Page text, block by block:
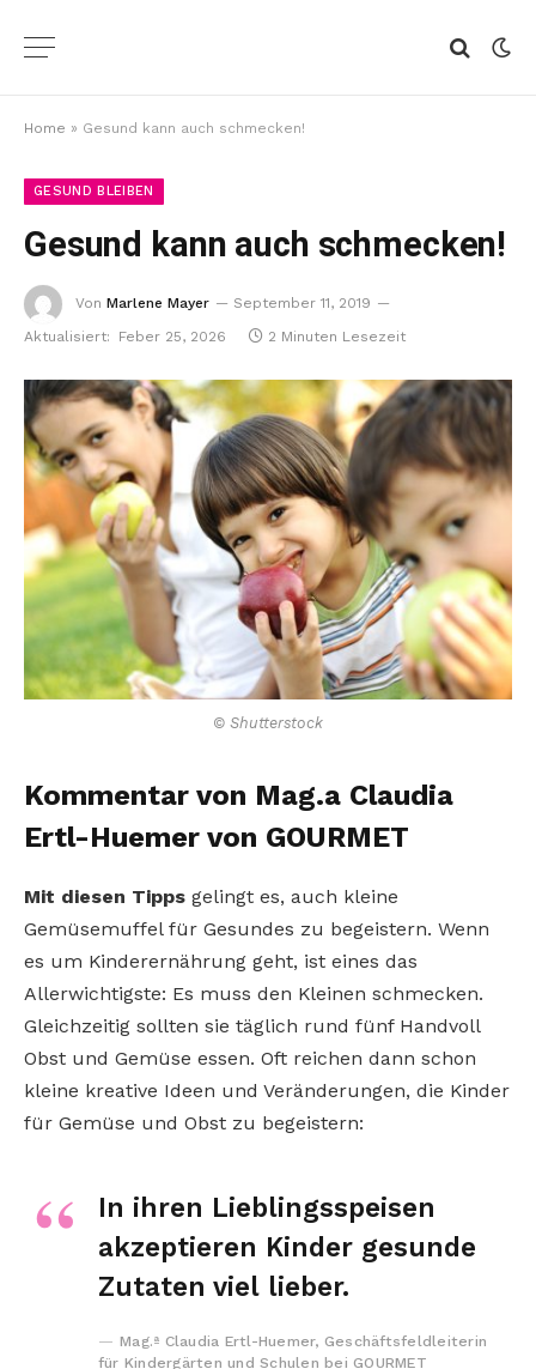
Home » Gesund kann auch schmecken!
GESUND BLEIBEN
Gesund kann auch schmecken!
Von Marlene Mayer
September 11, 2019
Aktualisiert:
Feber 25, 2026 2 Minuten Lesezeit
© Shutterstock
Kommentar von Mag.a Claudia
Ertl-Huemer von GOURMET
Mit diesen Tipps gelingt es, auch kleine
Gemüsemuffel für Gesundes zu begeistern. Wenn
es um Kinderernährung geht, ist eines das
Allerwichtigste: Es muss den Kleinen schmecken.
Gleichzeitig sollten sie täglich rund fünf Handvoll
Obst und Gemüse essen. Oft reichen dann schon
kleine kreative Ideen und Veränderungen, die Kinder
für Gemüse und Obst zu begeistern:
In ihren Lieblingsspeisen
akzeptieren Kinder gesunde
Zutaten viel lieber.
Mag.ª Claudia Ertl-Huemer, Geschäftsfeldleiterin
für Kindergärten und Schulen bei GOURMET